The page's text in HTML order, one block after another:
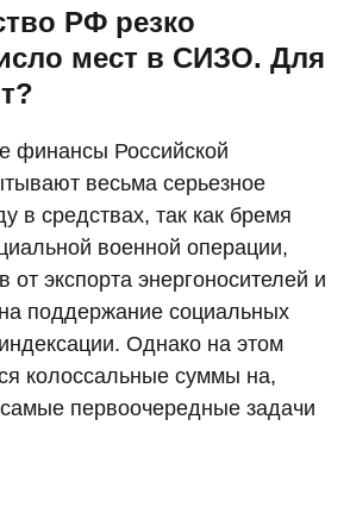
РФ резко
мест в СИЗО. Для
финансы Российской
весьма серьезное
в средствах, так как бремя
военной операции,
от экспорта энергоносителей и
поддержание социальных
Однако на этом
колоссальные суммы на,
первоочередные задачи